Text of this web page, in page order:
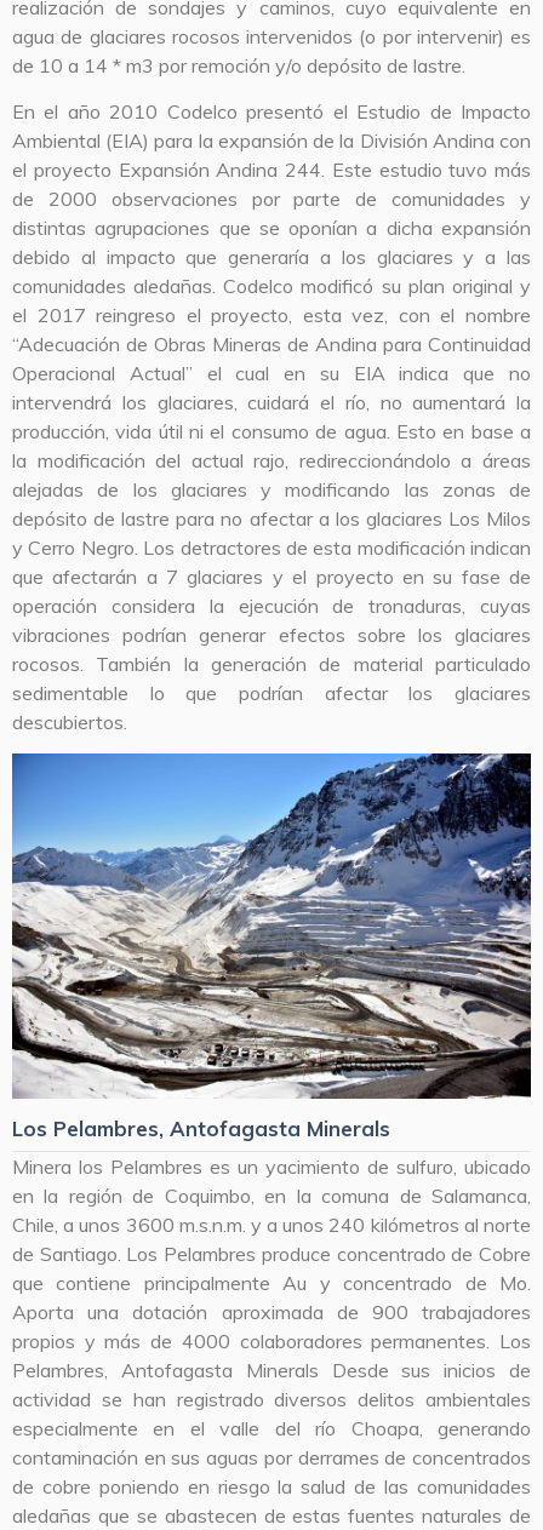
realización de sondajes y caminos, cuyo equivalente en
agua de glaciares rocosos intervenidos (o por intervenir) es
de 10 a 14 * m3 por remoción y/o depósito de lastre.
En el año 2010 Codelco presentó el Estudio de Impacto
Ambiental (EIA) para la expansión de la División Andina con
el proyecto Expansión Andina 244. Este estudio tuvo más
de 2000 observaciones por parte de comunidades y
distintas agrupaciones que se oponían a dicha expansión
debido al impacto que generaría a los glaciares y a las
comunidades aledañas. Codelco modificó su plan original y
el 2017 reingreso el proyecto, esta vez, con el nombre
“Adecuación de Obras Mineras de Andina para Continuidad
Operacional Actual” el cual en su EIA indica que no
intervendrá los glaciares, cuidará el río, no aumentará la
producción, vida útil ni el consumo de agua. Esto en base a
la modificación del actual rajo, redireccionándolo a áreas
alejadas de los glaciares y modificando las zonas de
depósito de lastre para no afectar a los glaciares Los Milos
y Cerro Negro. Los detractores de esta modificación indican
que afectarán a 7 glaciares y el proyecto en su fase de
operación considera la ejecución de tronaduras, cuyas
vibraciones podrían generar efectos sobre los glaciares
rocosos. También la generación de material particulado
sedimentable lo que podrían afectar los glaciares
descubiertos.
Los Pelambres, Antofagasta Minerals
Minera los Pelambres es un yacimiento de sulfuro, ubicado
en la región de Coquimbo, en la comuna de Salamanca,
Chile, a unos 3600 m.s.n.m. y a unos 240 kilómetros al norte
de Santiago. Los Pelambres produce concentrado de Cobre
que contiene principalmente Au y concentrado de Mo.
Aporta una dotación aproximada de 900 trabajadores
propios y más de 4000 colaboradores permanentes. Los
Pelambres, Antofagasta Minerals Desde sus inicios de
actividad se han registrado diversos delitos ambientales
especialmente en el valle del río Choapa, generando
contaminación en sus aguas por derrames de concentrados
de cobre poniendo en riesgo la salud de las comunidades
aledañas que se abastecen de estas fuentes naturales de